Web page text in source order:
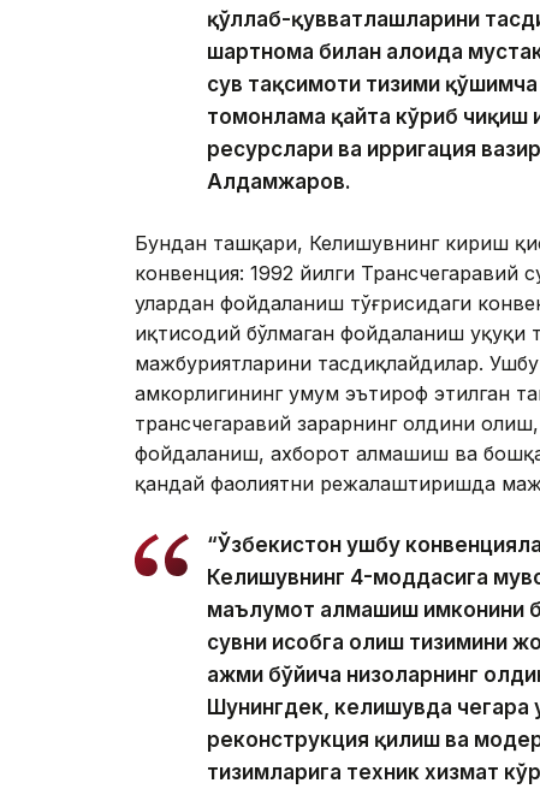
қўллаб-қувватлашларини
шартнома билан алоҳида
сув тақсимоти тизими қўшимча
томонлама қайта кўриб чиқиш
ресурслари ва ирригация
Алдамжаров.
Бундан ташқари, Келишувнинг кириш
конвенция: 1992 йилги Трансчегаравий
улардан фойдаланиш тўғрисидаги
иқтисодий бўлмаган фойдаланиш ҳуқуқи
мажбуриятларини тасдиқлайдилар.
ҳамкорлигининг умум эътироф этилган
трансчегаравий зарарнинг олдини
фойдаланиш, ахборот алмашиш ва
қандай фаолиятни режалаштиришда
“Ўзбекистон ушбу
Келишувнинг 4-моддасига
маълумот алмашиш имконини
сувни ҳисобга олиш тизимини
ҳажми бўйича низоларнинг
Шунингдек, келишувда чегара
реконструкция қилиш ва
тизимларига техник хизмат